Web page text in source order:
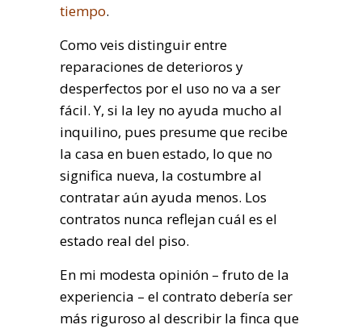
tiempo.
Como veis distinguir entre
reparaciones de deterioros y
desperfectos por el uso no va a ser
fácil. Y, si la ley no ayuda mucho al
inquilino, pues presume que recibe
la casa en buen estado, lo que no
significa nueva, la costumbre al
contratar aún ayuda menos. Los
contratos nunca reflejan cuál es el
estado real del piso.
En mi modesta opinión – fruto de la
experiencia – el contrato debería ser
más riguroso al describir la finca que